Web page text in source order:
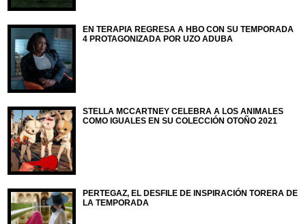
EN TERAPIA REGRESA A HBO CON SU TEMPORADA
4 PROTAGONIZADA POR UZO ADUBA
STELLA MCCARTNEY CELEBRA A LOS ANIMALES
COMO IGUALES EN SU COLECCIÓN OTOÑO 2021
PERTEGAZ, EL DESFILE DE INSPIRACIÓN TORERA DE
LA TEMPORADA